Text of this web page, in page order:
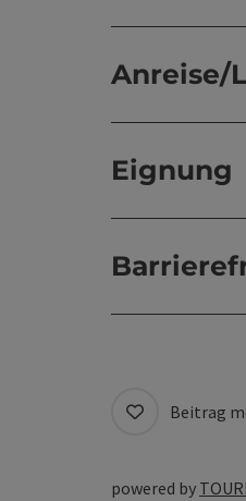
Anreise/
Eignung
Beitrag
powered by